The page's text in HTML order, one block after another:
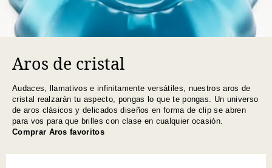
Aros de cristal
Audaces, llamativos e infinitamente versátiles, nuestros aros de
cristal realzarán tu aspecto, pongas lo que te pongas. Un universo
de aros clásicos y delicados diseños en forma de clip se abren
para vos para que brilles con clase en cualquier ocasión.
Comprar Aros favoritos
Z - A
Fecha de lanzamiento
Mejor descuento